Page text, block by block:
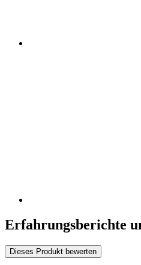
Erfahrungsberichte
Dieses Produkt bewerten